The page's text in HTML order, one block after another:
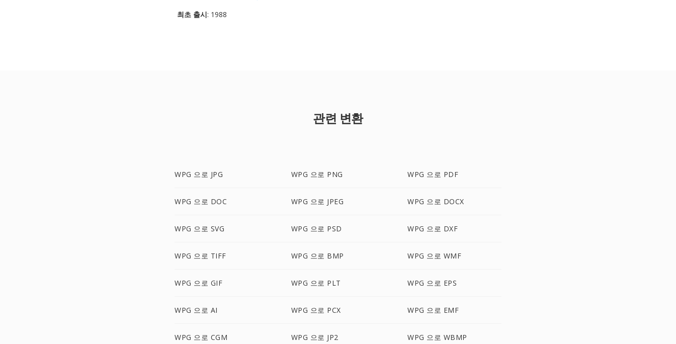
최초 출시: 1988
관련 변환
WPG 으로 JPG WPG 으로 PNG WPG 으로 PDF
WPG 으로 DOC WPG 으로 JPEG WPG 으로 DOCX
WPG 으로 SVG WPG 으로 PSD WPG 으로 DXF
WPG 으로 TIFF WPG 으로 BMP WPG 으로 WMF
WPG 으로 GIF WPG 으로 PLT WPG 으로 EPS
WPG 으로 AI WPG 으로 PCX WPG 으로 EMF
WPG 으로 CGM WPG 으로 JP2 WPG 으로 WBMP